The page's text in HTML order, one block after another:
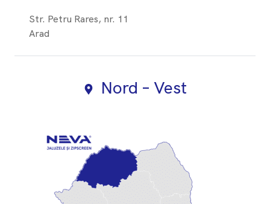
Str. Petru Rares, nr. 11
Arad
Nord – Vest